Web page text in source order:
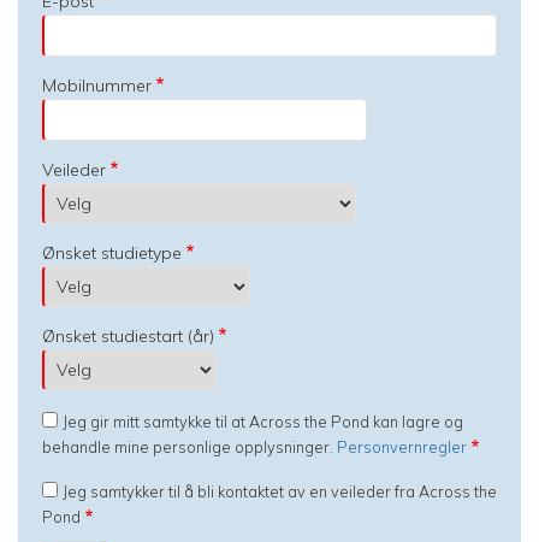
Mobilnummer
Veileder
Ønsket studietype
Ønsket studiestart (år)
Jeg gir mitt samtykke til at Across the Pond kan lagre og
behandle mine personlige opplysninger. Personvernregler
Jeg samtykker til å bli kontaktet av en veileder fra Across the
Pond